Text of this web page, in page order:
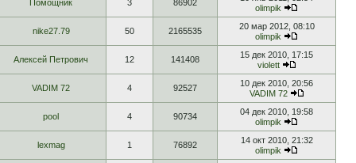
Помощник 3 86902
olimpik
nike27.79 50 2165535
20 мар 2012, 08:10
olimpik
Алексей Петрович 12 141408
15 дек 2010, 17:15
violett
VADIM 72 4 92527
10 дек 2010, 20:56
VADIM 72
pool 4 90734
04 дек 2010, 19:58
olimpik
lexmag 1 76892
14 окт 2010, 21:32
olimpik